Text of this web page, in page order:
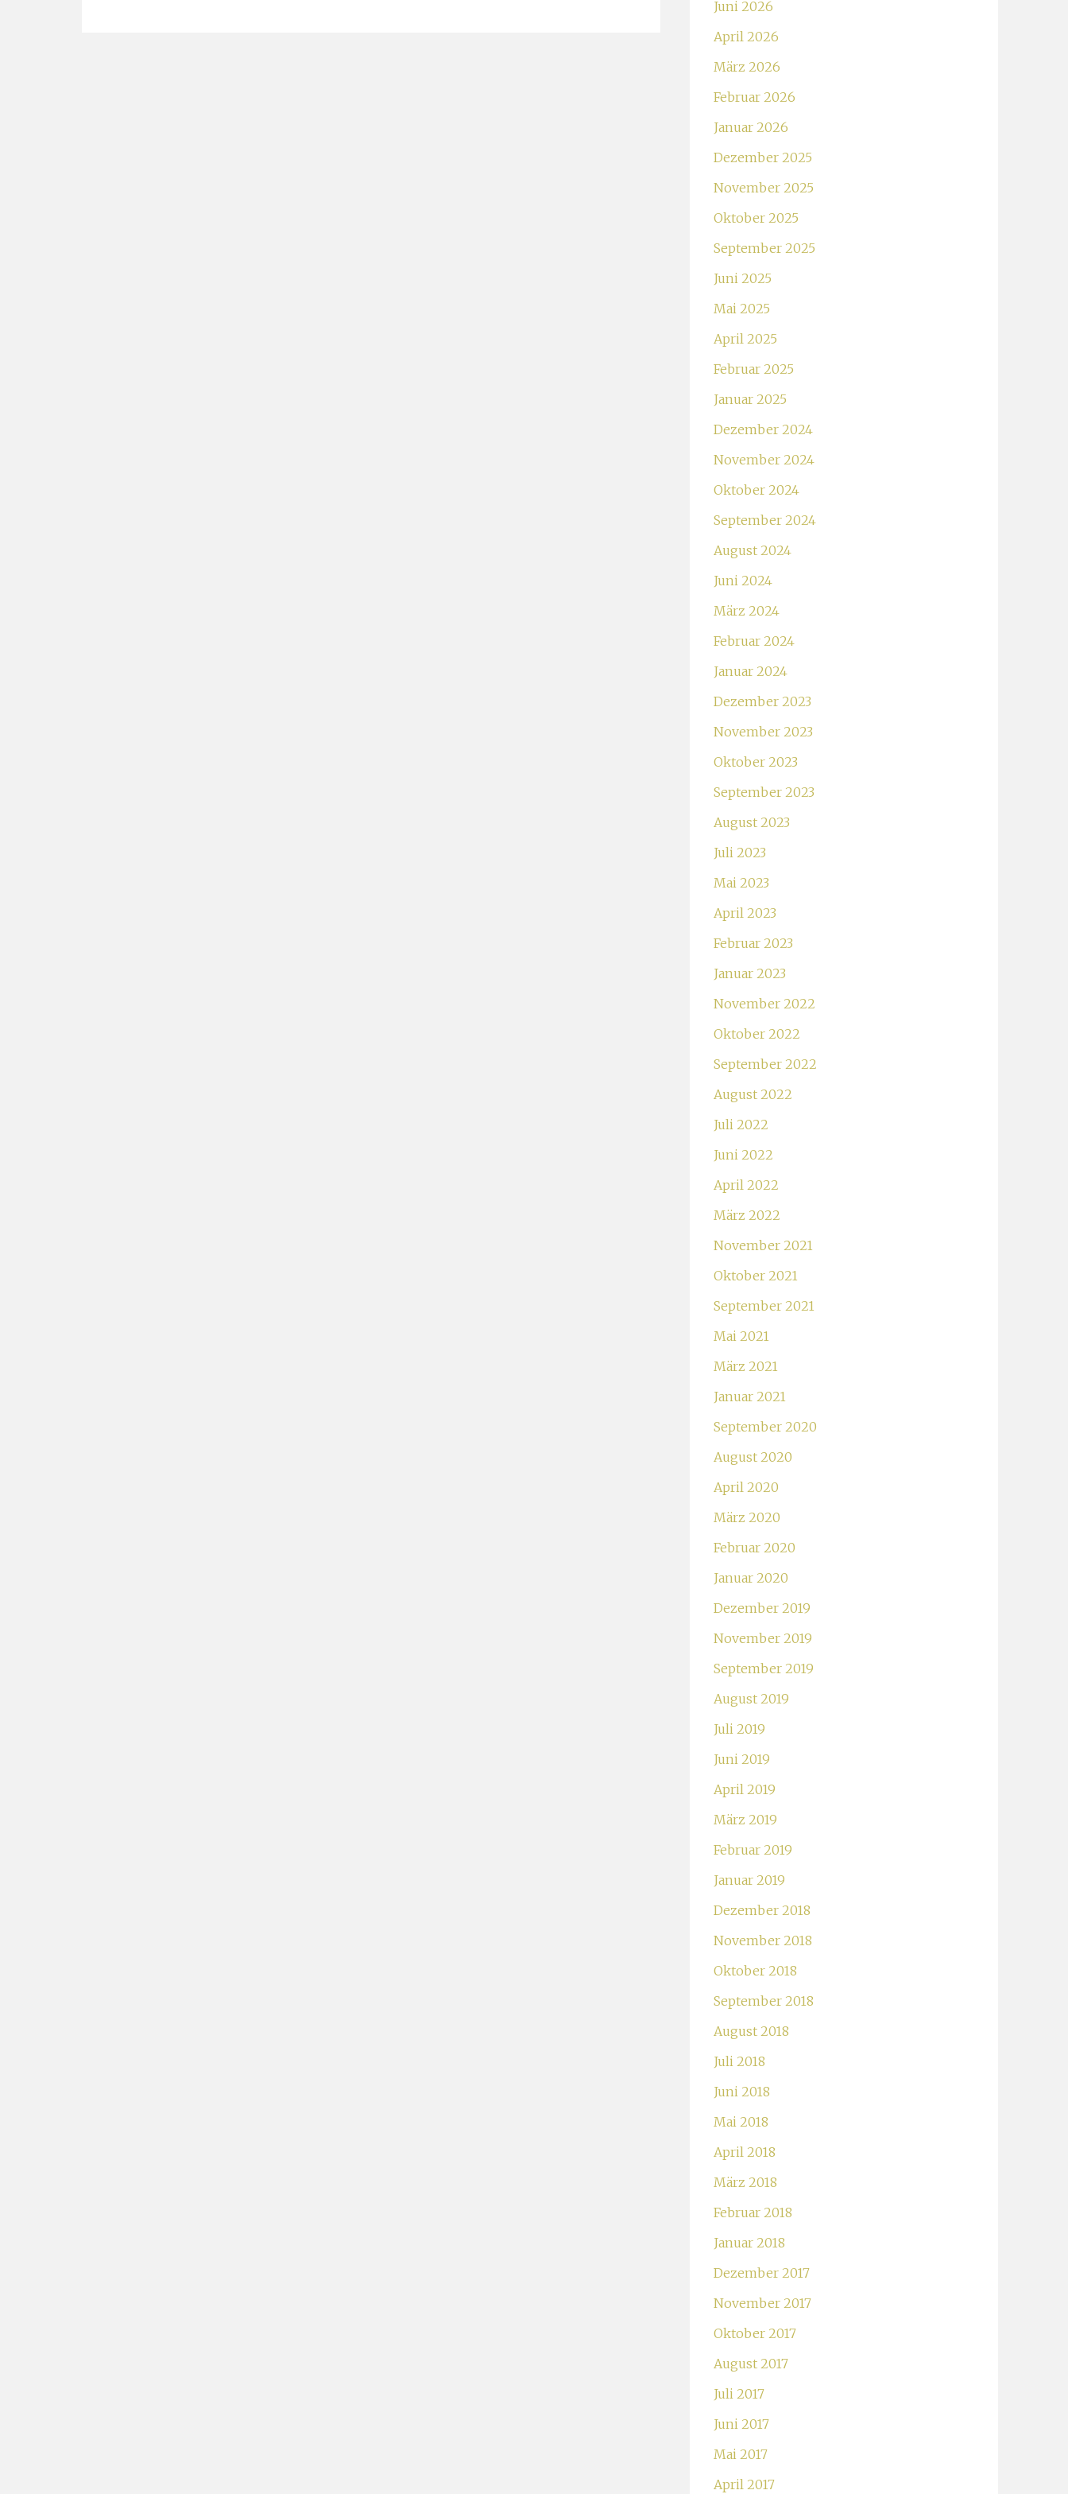
Juni 2026
April 2026
März 2026
Februar 2026
Januar 2026
Dezember 2025
November 2025
Oktober 2025
September 2025
Juni 2025
Mai 2025
April 2025
Februar 2025
Januar 2025
Dezember 2024
November 2024
Oktober 2024
September 2024
August 2024
Juni 2024
März 2024
Februar 2024
Januar 2024
Dezember 2023
November 2023
Oktober 2023
September 2023
August 2023
Juli 2023
Mai 2023
April 2023
Februar 2023
Januar 2023
November 2022
Oktober 2022
September 2022
August 2022
Juli 2022
Juni 2022
April 2022
März 2022
November 2021
Oktober 2021
September 2021
Mai 2021
März 2021
Januar 2021
September 2020
August 2020
April 2020
März 2020
Februar 2020
Januar 2020
Dezember 2019
November 2019
September 2019
August 2019
Juli 2019
Juni 2019
April 2019
März 2019
Februar 2019
Januar 2019
Dezember 2018
November 2018
Oktober 2018
September 2018
August 2018
Juli 2018
Juni 2018
Mai 2018
April 2018
März 2018
Februar 2018
Januar 2018
Dezember 2017
November 2017
Oktober 2017
August 2017
Juli 2017
Juni 2017
Mai 2017
April 2017